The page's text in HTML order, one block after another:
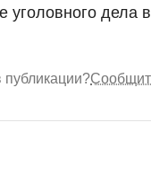
уголовного дела